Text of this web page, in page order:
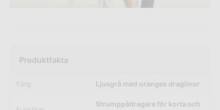
Färg: Ljusgrå med oranges draglinor
Strumppådragare för korta och